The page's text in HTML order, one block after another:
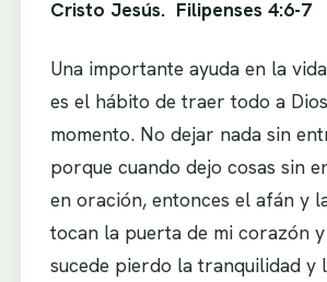
Cristo Jesús. Filipenses 4:6-7
Una importante ayuda en la
es el hábito de traer todo a
momento. No dejar nada sin
porque cuando dejo cosas sin
en oración, entonces el afán y
tocan la puerta de mi corazón
sucede pierdo la tranquilidad y